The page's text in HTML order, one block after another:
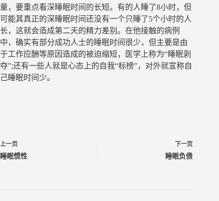
量，要重点看深睡眠时间的长短。有的人睡了8小时，但
可能其真正的深睡眠时间还没有一个只睡了5个小时的人
长，这就会造成第二天的精力差别。在他接触的病例
中，确实有部分成功人士的睡眠时间很少，但主要是由
于工作应酬等原因造成的被迫缩短，医学上称为“睡眠剥
夺”;还有一些人就是心态上的自我“标榜”，对外就宣称自
己睡眠时间少。
上一页
睡眠惯性
下一页
睡眠负债